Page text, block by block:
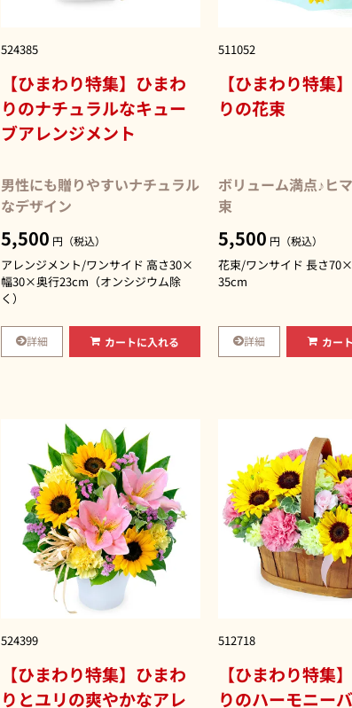
524385
【ひまわり特集】ひまわ
りのナチュラルなキュー
ブアレンジメント
男性にも贈りやすいナチュラル
なデザイン
5,500 円（税込）
アレンジメント/ワンサイド 高さ30×
幅30×奥行23cm（オンシジウム除
く）
詳細 カートに入れる
511052
【ひまわり特集
りの花束
ボリューム満点♪ヒ
束
5,500 円（税込）
花束/ワンサイド 長さ
35cm
詳細 カー
524399
【ひまわり特集】ひまわ
りとユリの爽やかなアレ
512718
【ひまわり特集
りのハーモニー